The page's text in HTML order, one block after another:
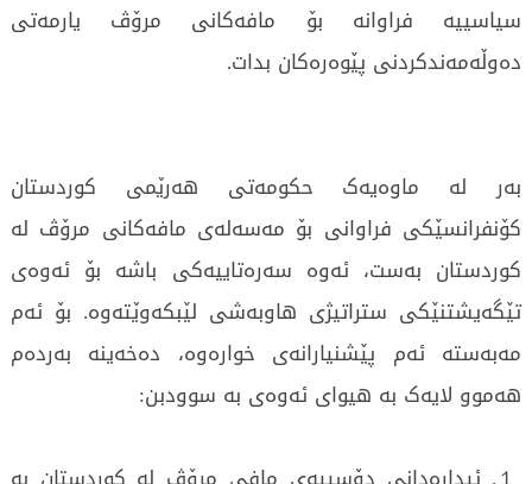
سیاسییە فراوانە بۆ مافەکانی مرۆڤ یارمەتی
دەوڵەمەندکردنی پێوەرەکان بدات.
بەر لە ماوەیەک حکومەتی هەرێمی کوردستان
کۆنفرانسێکی فراوانی بۆ مەسەلەی مافەکانی مرۆڤ لە
کوردستان بەست، ئەوە سەرەتاییەکی باشە بۆ ئەوەی
تێگەیشتنێکی ستراتیژی هاوبەشی لێبکەوێتەوە. بۆ ئەم
مەبەستە ئەم پێشنیارانەی خوارەوە، دەخەینە بەردەم
هەموو لایەک بە هیوای ئەوەی بە سوودبن: